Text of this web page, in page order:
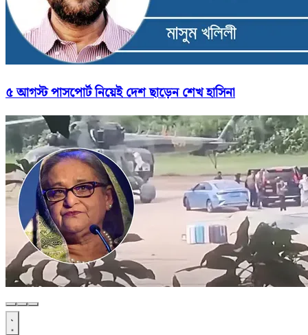
৫ আগস্ট পাসপোর্ট নিয়েই দেশ ছাড়েন শেখ হাসিনা